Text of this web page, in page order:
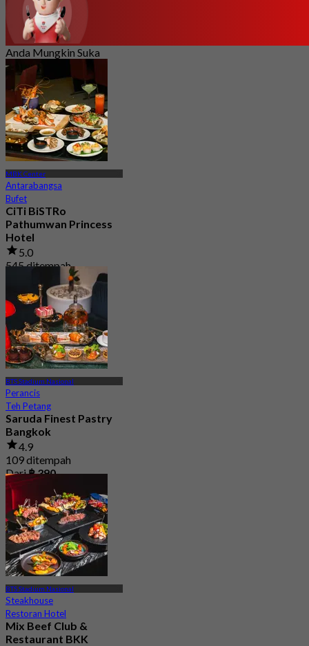
Anda Mungkin Suka
MBK Center
Antarabangsa
Bufet
CiTi BiSTRo
Pathumwan Princess
Hotel
5.0
545 ditempah
BTS Stadium Nasional
Perancis
Teh Petang
Saruda Finest Pastry
Bangkok
4.9
109 ditempah
Dari฿ 390
BTS Stadium Nasional
Steakhouse
Restoran Hotel
Mix Beef Club &
Restaurant BKK